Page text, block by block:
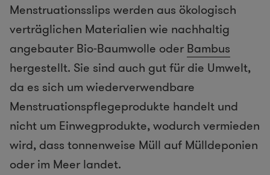
Menstruationsslips werden aus ökologisch
verträglichen Materialien wie nachhaltig
angebauter Bio-Baumwolle oder Bambus
hergestellt. Sie sind auch gut für die Umwelt,
da es sich um wiederverwendbare
Menstruationspflegeprodukte handelt und
nicht um Einwegprodukte, wodurch vermieden
wird, dass tonnenweise Müll auf Mülldeponien
oder im Meer landet.